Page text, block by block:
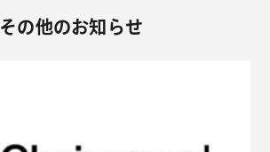
その他のお知らせ